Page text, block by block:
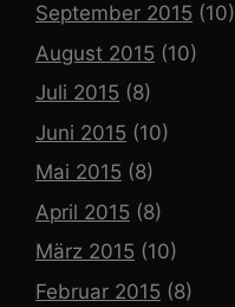
September 2015 (10)
August 2015 (10)
Juli 2015 (8)
Juni 2015 (10)
Mai 2015 (8)
April 2015 (8)
März 2015 (10)
Februar 2015 (8)